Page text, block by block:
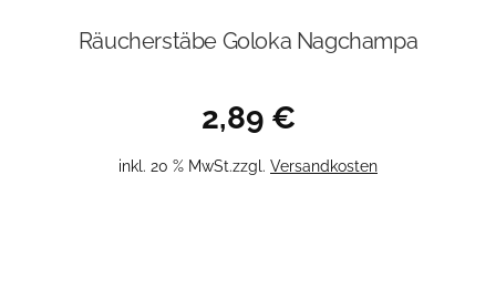
Räucherstäbe Goloka Nagchampa
2,89 €
inkl. 20 % MwSt.zzgl. Versandkosten